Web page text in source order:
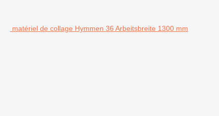
matériel de collage Hymmen 36 Arbeitsbreite 1300 mm